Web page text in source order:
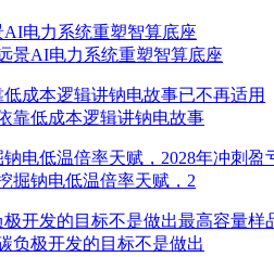
景AI电力系统重塑智算底座
靠低成本逻辑讲钠电故事
掘钠电低温倍率天赋，2
负极开发的目标不是做出